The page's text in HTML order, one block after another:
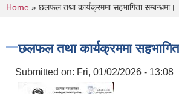
You are here
Home » छलफल तथा कार्यक्रममा सहभागिता सम्बन्धमा।
छलफल तथा कार्यक्रममा
Submitted on: Fri, 01/02/2026 - 13:08